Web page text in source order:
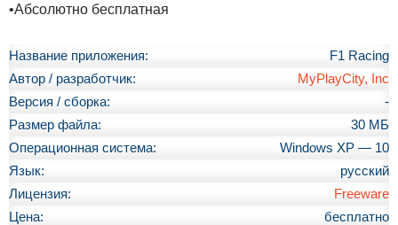
•Абсолютно бесплатная
Название приложения:
F1 Racing
Автор / разработчик:
MyPlayCity, Inc
Версия / сборка:
-
Размер файла:
30 МБ
Операционная система:
Windows XP — 10
Язык:
русский
Лицензия:
Freeware
Цена:
бесплатно